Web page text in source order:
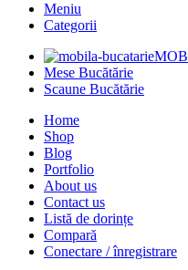
Meniu
Categorii
Mese Bucătărie
Scaune Bucătărie
Home
Shop
Blog
Portfolio
About us
Contact us
Listă de dorințe
Compară
Conectare / înregistrare